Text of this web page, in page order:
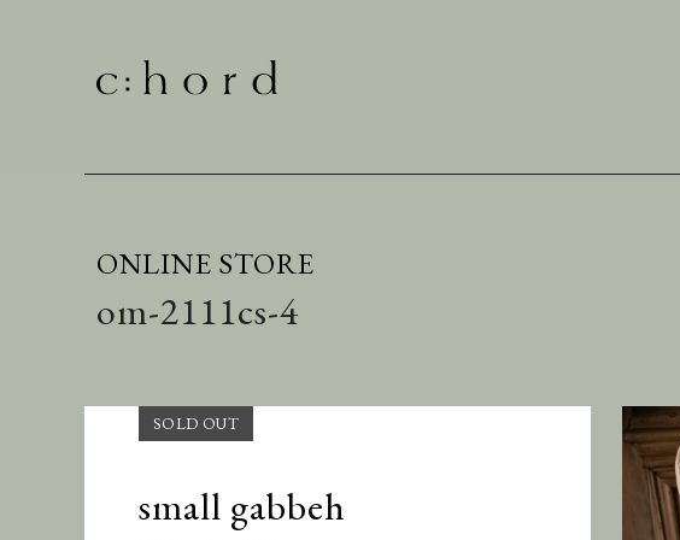
ONLINE STORE
om-2111cs-4
small gabbeh